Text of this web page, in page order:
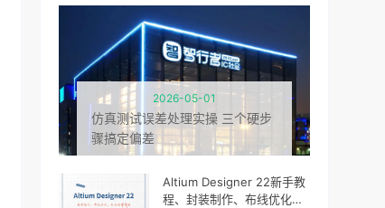
2026-05-01
仿真测试误差处理实操 三个硬步
骤搞定偏差
Altium Designer 22新手教
程、封装制作、布线优化、